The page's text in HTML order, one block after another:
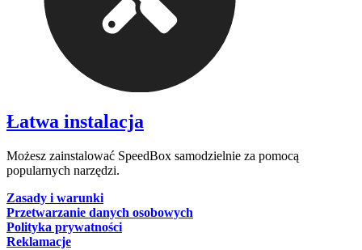
Łatwa instalacja
Możesz zainstalować SpeedBox samodzielnie za pomocą
popularnych narzędzi.
Zasady i warunki
Przetwarzanie danych osobowych
Polityka prywatności
Reklamacje